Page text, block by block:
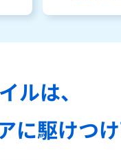
ルは、
に駆けつけ